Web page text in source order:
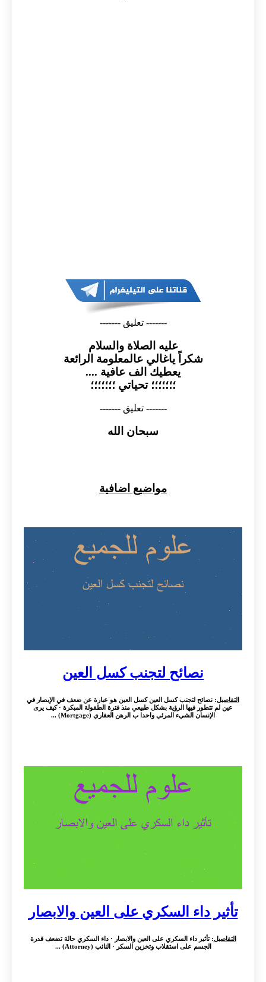
------- تعليق -------
عليه الصلاة والسلام
شكراً ياغالي عالمعلومة الرائعة
يعطيك الف عافية ....
؛؛؛؛؛؛؛ تحياتي ؛؛؛؛؛؛؛
------- تعليق -------
سبحان الله
مواضيع اضافية
نصائح لتجنب كسل العين
التفاصيل: نصائح لتجنب كسل العين كسل العين هو عبارة عن ضعف في الإبصار في
عين لم تتطور فيها الرؤية بشكل طبيعي منذ فترة الطفولة المبكرة · كيف يرى
الإنسان الشيء المرئي واحدا ب الرهن العقاري (Mortgage) ...
تأثير داء السكري على العين والابصار
التفاصيل: تأثير داء السكري على العين والابصار · داء السكري حالة تضعف قدرة
الجسم على استقلاب وتخزين السكر · النائب (Attorney) ...